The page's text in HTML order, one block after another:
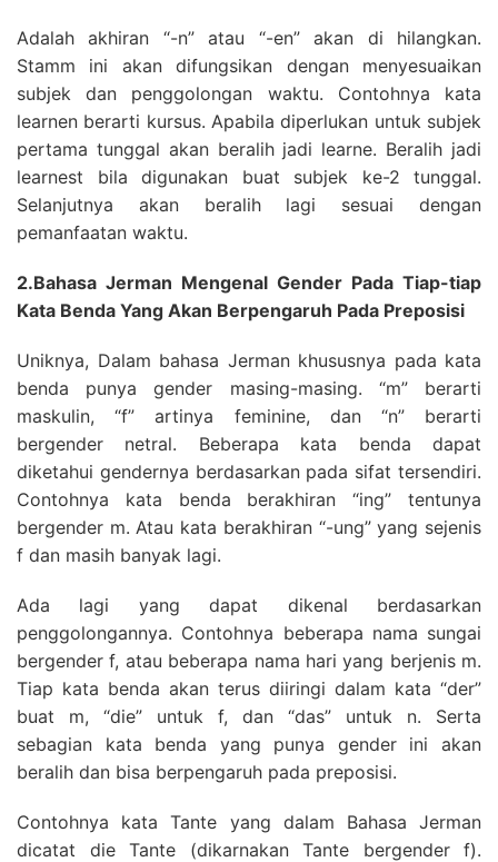
Adalah akhiran “-n” atau “-en” akan di hilangkan.
Stamm ini akan difungsikan dengan menyesuaikan
subjek dan penggolongan waktu. Contohnya kata
learnen berarti kursus. Apabila diperlukan untuk subjek
pertama tunggal akan beralih jadi learne. Beralih jadi
learnest bila digunakan buat subjek ke-2 tunggal.
Selanjutnya akan beralih lagi sesuai dengan
pemanfaatan waktu.
2.Bahasa Jerman Mengenal Gender Pada Tiap-tiap
Kata Benda Yang Akan Berpengaruh Pada Preposisi
Uniknya, Dalam bahasa Jerman khususnya pada kata
benda punya gender masing-masing. “m” berarti
maskulin, “f” artinya feminine, dan “n” berarti
bergender netral. Beberapa kata benda dapat
diketahui gendernya berdasarkan pada sifat tersendiri.
Contohnya kata benda berakhiran “ing” tentunya
bergender m. Atau kata berakhiran “-ung” yang sejenis
f dan masih banyak lagi.
Ada lagi yang dapat dikenal berdasarkan
penggolongannya. Contohnya beberapa nama sungai
bergender f, atau beberapa nama hari yang berjenis m.
Tiap kata benda akan terus diiringi dalam kata “der”
buat m, “die” untuk f, dan “das” untuk n. Serta
sebagian kata benda yang punya gender ini akan
beralih dan bisa berpengaruh pada preposisi.
Contohnya kata Tante yang dalam Bahasa Jerman
dicatat die Tante (dikarnakan Tante bergender f).